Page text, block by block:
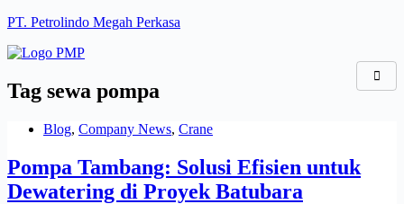
Skip
content
PT. Petrolindo Megah Perkasa
Tag sewa pompa
Blog, Company News, Crane
Pompa Tambang: Solusi Efisien untuk
Dewatering di Proyek Batubara